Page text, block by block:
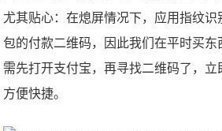
尤其贴心：在熄屏情况下，应用指纹识
包的付款二维码，因此我们在平时买
需先打开支付宝，再寻找二维码了，
方便快捷。